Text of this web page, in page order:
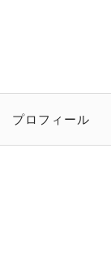
プロフィール